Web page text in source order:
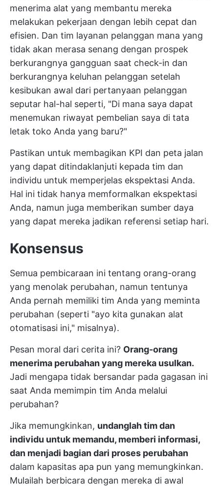
menerima alat yang membantu mereka
melakukan pekerjaan dengan lebih cepat dan
efisien. Dan tim layanan pelanggan mana yang
tidak akan merasa senang dengan prospek
berkurangnya gangguan saat check-in dan
berkurangnya keluhan pelanggan setelah
kesibukan awal dari pertanyaan pelanggan
seputar hal-hal seperti, "Di mana saya dapat
menemukan riwayat pembelian saya di tata
letak toko Anda yang baru?"
Pastikan untuk membagikan KPI dan peta jalan
yang dapat ditindaklanjuti kepada tim dan
individu untuk memperjelas ekspektasi Anda.
Hal ini tidak hanya memformalkan ekspektasi
Anda, namun juga memberikan sumber daya
yang dapat mereka jadikan referensi setiap hari.
Konsensus
Semua pembicaraan ini tentang orang-orang
yang menolak perubahan, namun tentunya
Anda pernah memiliki tim Anda yang meminta
perubahan (seperti "ayo kita gunakan alat
otomatisasi ini," misalnya).
Pesan moral dari cerita ini? Orang-orang
menerima perubahan yang mereka usulkan.
Jadi mengapa tidak bersandar pada gagasan ini
saat Anda memimpin tim Anda melalui
perubahan?
Jika memungkinkan, undanglah tim dan
individu untuk memandu, memberi informasi,
dan menjadi bagian dari proses perubahan
dalam kapasitas apa pun yang memungkinkan.
Mulailah berbicara dengan mereka di awal